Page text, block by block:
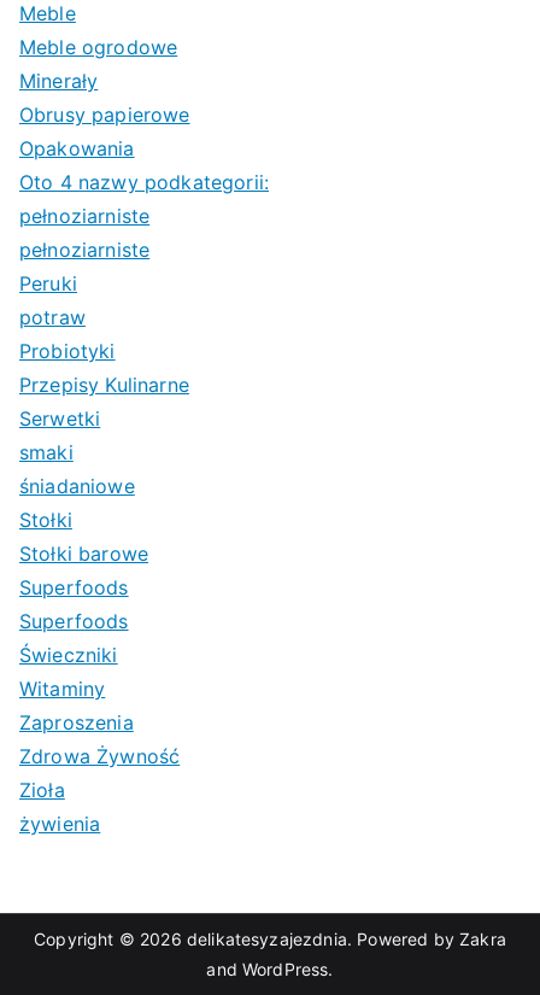
Meble
Meble ogrodowe
Minerały
Obrusy papierowe
Opakowania
Oto 4 nazwy podkategorii:
pełnoziarniste
pełnoziarniste
Peruki
potraw
Probiotyki
Przepisy Kulinarne
Serwetki
smaki
śniadaniowe
Stołki
Stołki barowe
Superfoods
Superfoods
Świeczniki
Witaminy
Zaproszenia
Zdrowa Żywność
Zioła
żywienia
Copyright © 2026 delikatesyzajezdnia. Powered byZakra
and WordPress.